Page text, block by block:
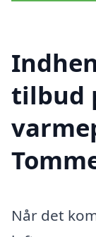
tilbud
Når det